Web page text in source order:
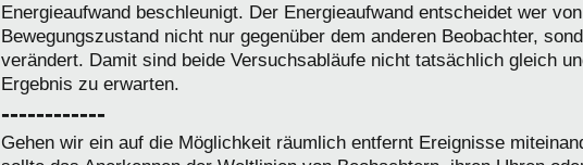
Energieaufwand beschleunigt. Der Energieaufwand entscheidet wer
Bewegungszustand nicht nur gegenüber dem anderen Beobachter,
verändert. Damit sind beide Versuchsabläufe nicht tatsächlich gleich
Ergebnis zu erwarten.
------------
Gehen wir ein auf die Möglichkeit räumlich entfernt Ereignisse